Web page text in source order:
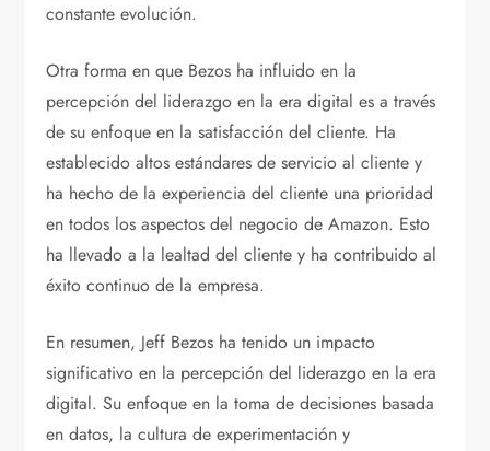
constante evolución.
Otra forma en que Bezos ha influido en la
percepción del liderazgo en la era digital es a través
de su enfoque en la satisfacción del cliente. Ha
establecido altos estándares de servicio al cliente y
ha hecho de la experiencia del cliente una prioridad
en todos los aspectos del negocio de Amazon. Esto
ha llevado a la lealtad del cliente y ha contribuido al
éxito continuo de la empresa.
En resumen, Jeff Bezos ha tenido un impacto
significativo en la percepción del liderazgo en la era
digital. Su enfoque en la toma de decisiones basada
en datos, la cultura de experimentación y